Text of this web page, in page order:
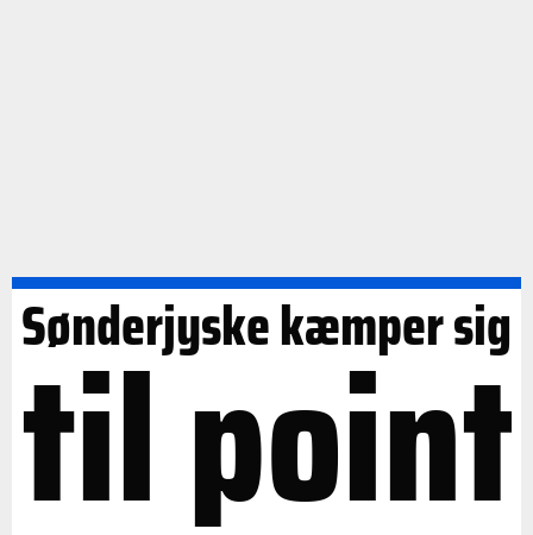
Sønderjyske kæmper sig
til point